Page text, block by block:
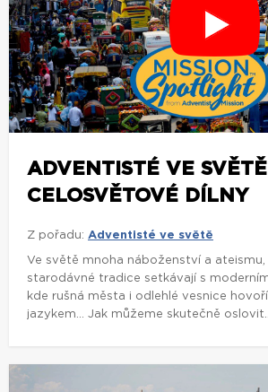
ADVENTISTÉ VE SVĚTĚ
CELOSVĚTOVÉ DÍLNY
Z pořadu: Adventisté ve světě
Ve světě mnoha náboženství a ateismu,
starodávné tradice setkávají s
kde rušná města i odlehlé vesnice
jazykem... Jak můžeme skutečně